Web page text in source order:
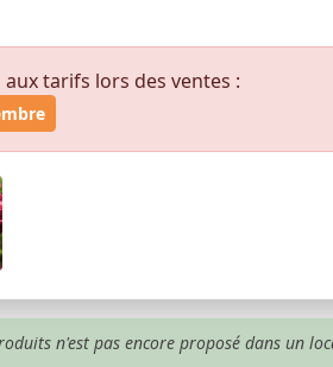
tarifs lors des ventes :
n'est pas encore proposé dans un